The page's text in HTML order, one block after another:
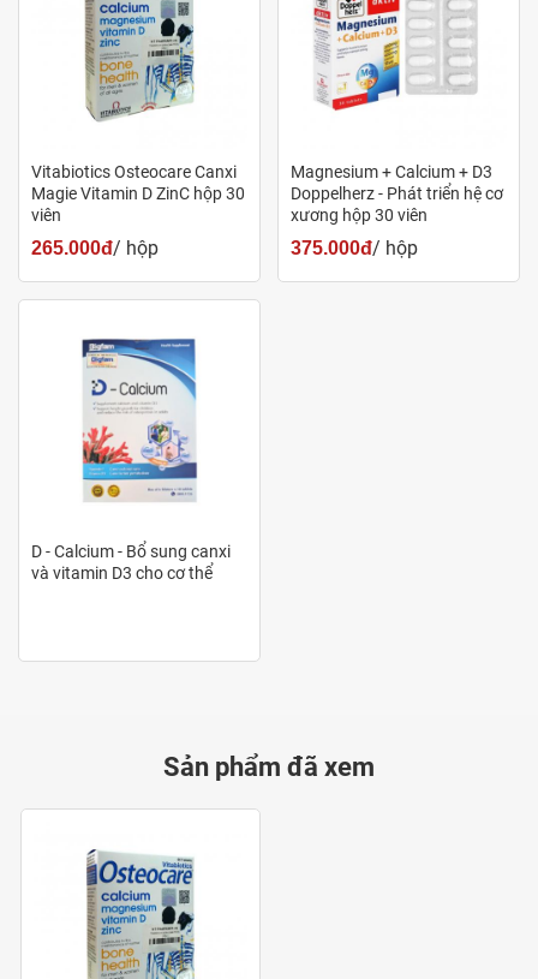
Ưu điểm nổi bật
Công thức tối ưu:
Viên uống Canxi Osteocare 30 viên
bổ sung đồng thời 4 chất có tác dụng bổ trợ cho
Tính an toàn:Thành phần có nguồn gốc từ thực vật
thuần chay nên đảm bảo an toàn, ít tác dụng phụ,
đặc biệt phù hợp sử dụng được cho cả người ăn chay
Thương hiệu uy tín:
còn xa lạ đối với thị trường chăm sóc sức khỏe Việt
Nam và nhiều quốc gia trên thế giới bởi chất lượng
đảm bảo, uy tín và hiệu quả vượt trội.
Mua ngay Vitabiotics Osteocare chính hãng tại
Công dụng
Vitabiotics Osteocare Canxi
Magie Vitamin D ZinC hộp 30
viên
265.000đ/ hộp
Magnesium + Calcium + D3
Doppelherz - Phát triển hệ cơ
xương hộp 30 viên
375.000đ/ hộp
D - Calcium - Bổ sung canxi
và vitamin D3 cho cơ thể
Sản phẩm đã xem